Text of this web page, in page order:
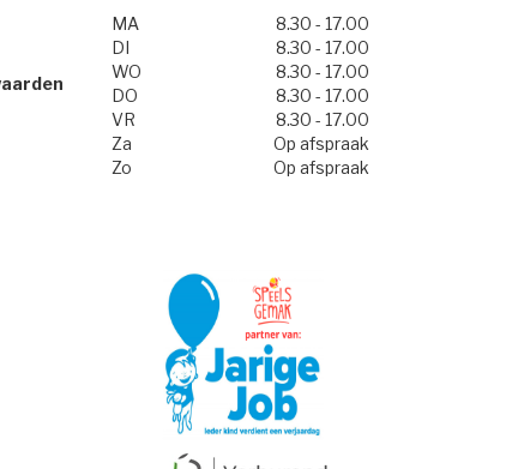
MA
8.30 - 17.00
DI
8.30 - 17.00
WO
8.30 - 17.00
DO
8.30 - 17.00
VR
8.30 - 17.00
Za
Op afspraak
Zo
Op afspraak